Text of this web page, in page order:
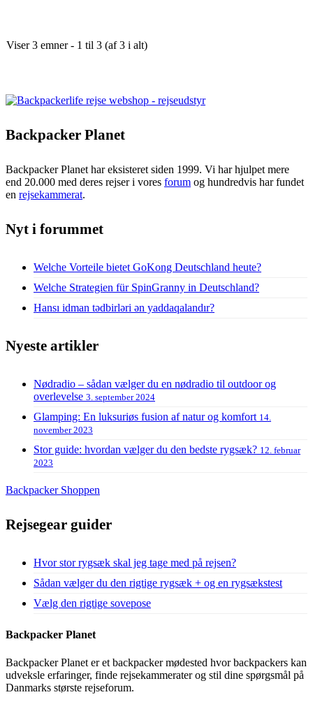
Viser 3 emner - 1 til 3 (af 3 i alt)
Backpacker Planet
Backpacker Planet har eksisteret siden 1999. Vi har hjulpet mere
end 20.000 med deres rejser i vores forum og hundredvis har fundet
en rejsekammerat.
Nyt i forummet
Welche Vorteile bietet GoKong Deutschland heute?
Welche Strategien für SpinGranny in Deutschland?
Hansı idman tədbirləri ən yaddaqalandır?
Nyeste artikler
Nødradio – sådan vælger du en nødradio til outdoor og
overlevelse 3. september 2024
Glamping: En luksuriøs fusion af natur og komfort 14.
november 2023
Stor guide: hvordan vælger du den bedste rygsæk? 12. februar
2023
Backpacker Shoppen
Rejsegear guider
Hvor stor rygsæk skal jeg tage med på rejsen?
Sådan vælger du den rigtige rygsæk + og en rygsækstest
Vælg den rigtige sovepose
Backpacker Planet
Backpacker Planet er et backpacker mødested hvor backpackers kan
udveksle erfaringer, finde rejsekammerater og stil dine spørgsmål på
Danmarks største rejseforum.